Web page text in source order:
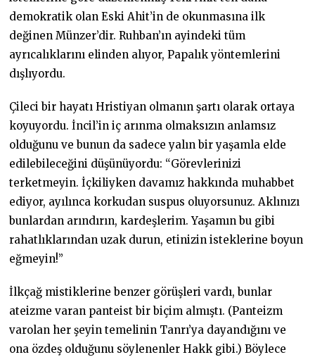
demokratik olan Eski Ahit’in de okunmasına ilk
değinen Münzer’dir. Ruhban’ın ayindeki tüm
ayrıcalıklarını elinden alıyor, Papalık yöntemlerini
dışlıyordu.
Çileci bir hayatı Hristiyan olmanın şartı olarak ortaya
koyuyordu. İncil’in iç arınma olmaksızın anlamsız
olduğunu ve bunun da sadece yalın bir yaşamla elde
edilebileceğini düşünüyordu: “Görevlerinizi
terketmeyin. İçkiliyken davamız hakkında muhabbet
ediyor, ayılınca korkudan suspus oluyorsunuz. Aklınızı
bunlardan arındırın, kardeşlerim. Yaşamın bu gibi
rahatlıklarından uzak durun, etinizin isteklerine boyun
eğmeyin!”
İlkçağ mistiklerine benzer görüşleri vardı, bunlar
ateizme varan panteist bir biçim almıştı. (Panteizm
varolan her şeyin temelinin Tanrı’ya dayandığını ve
ona özdeş olduğunu söylenenler Hakk gibi.) Böylece